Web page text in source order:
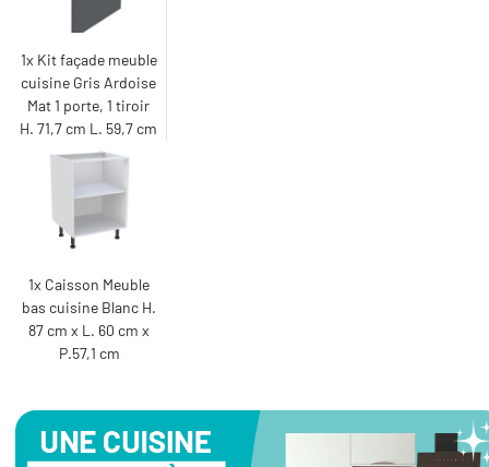
1x Kit façade meuble
cuisine Gris Ardoise
Mat 1 porte, 1 tiroir
H. 71,7 cm L. 59,7 cm
1x Caisson Meuble
bas cuisine Blanc H.
87 cm x L. 60 cm x
P.57,1 cm